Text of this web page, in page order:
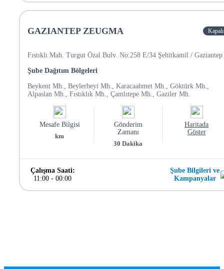
GAZIANTEP ZEUGMA Kapalı
Fıstıklı Mah. Turgut Özal Bulv. No:258 E/34 Şehitkamil / Gaziantep
Şube Dağıtım Bölgeleri
Beykent Mh., Beylerbeyi Mh., Karacaahmet Mh., Göktürk Mh.,
Alpaslan Mh., Fıstıklık Mh., Çamlıtepe Mh., Gaziler Mh.
Mesafe Bilgisi
km
Gönderim
Zamanı
30 Dakika
Haritada
Göster
Çalışma Saati:
11:00 - 00:00
Şube Bilgileri ve
Kampanyalar